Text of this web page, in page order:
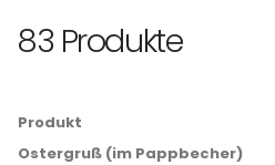
83 Produkte
Produkt
Ostergruß (im Pappbecher)